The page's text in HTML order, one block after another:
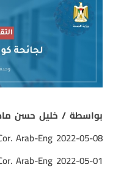
بواسطة / خليل حسن
Arab-Eng 2022-05-08
Arab-Eng 2022-05-01